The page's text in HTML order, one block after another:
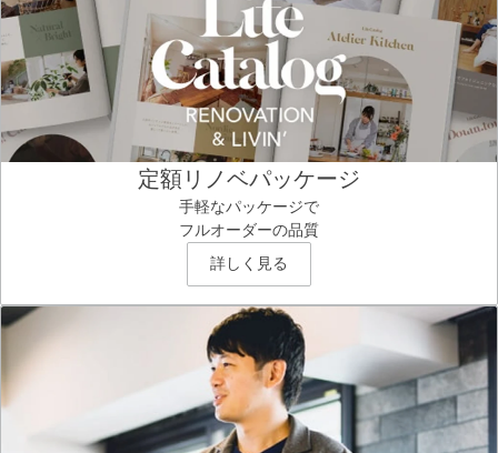
定額リノベパッケージ
手軽なパッケージで
フルオーダーの品質
詳しく見る